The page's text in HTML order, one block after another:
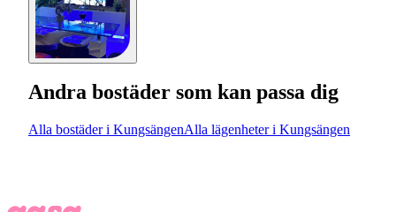
Andra bostäder som kan passa dig
Alla bostäder i KungsängenAlla lägenheter i Kungsängen